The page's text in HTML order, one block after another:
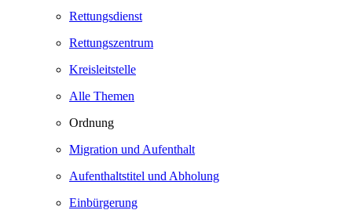
Rettungsdienst
Rettungszentrum
Kreisleitstelle
Alle Themen
Ordnung
Migration und Aufenthalt
Aufenthaltstitel und Abholung
Einbürgerung